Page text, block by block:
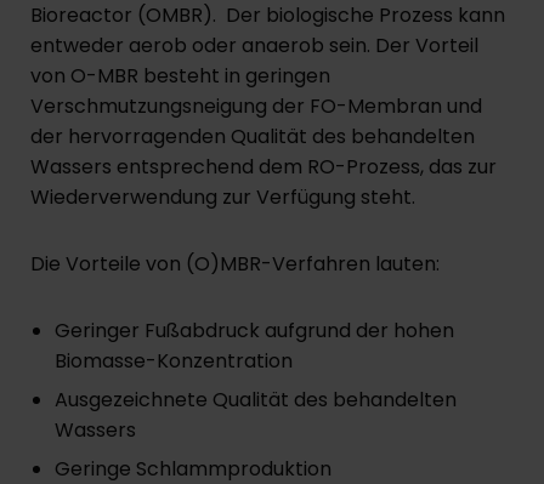
Bioreactor (OMBR). Der biologische Prozess kann
entweder aerob oder anaerob sein. Der Vorteil
von O-MBR besteht in geringen
Verschmutzungsneigung der FO-Membran und
der hervorragenden Qualität des behandelten
Wassers entsprechend dem RO-Prozess, das zur
Wiederverwendung zur Verfügung steht.
Die Vorteile von (O)MBR-Verfahren lauten:
Geringer Fußabdruck aufgrund der hohen
Biomasse-Konzentration
Ausgezeichnete Qualität des behandelten
Wassers
Geringe Schlammproduktion